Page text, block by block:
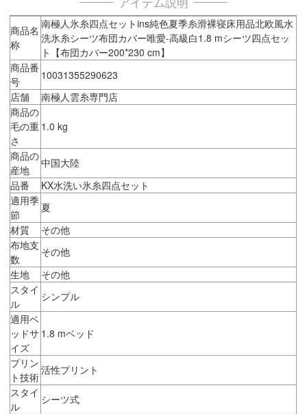
商品名
称
南極人氷糸四点セットins純色夏季糸滑裸寝床用品北欧風水
洗氷糸シーツ布団カバー唯愛-高級白1.8 mシーツ四点セッ
ト【布団カバー200*230 cm】
商品番
号
10031355290623
店舗
南極人雲糸専門店
商品の
毛の重
さ
1.0 kg
商品の
産地
中国大陸
品番
KX水洗い氷糸四点セット
適用季
節
夏
材質
その他
布地支
数
その他
生地
その他
スタイ
ル
シンプル
適用ベ
ッドサ
イズ
1.8 mベッド
プリン
ト技術
活性プリント
スタイ
ル
シーツ式